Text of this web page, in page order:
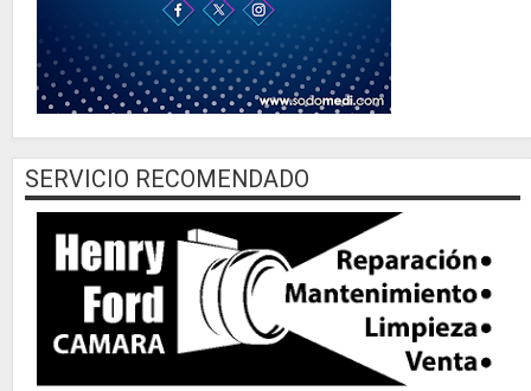
SERVICIO RECOMENDADO